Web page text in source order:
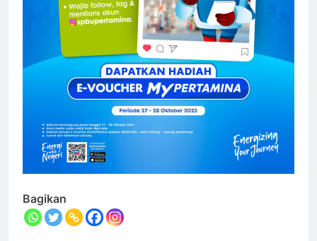
Bagikan